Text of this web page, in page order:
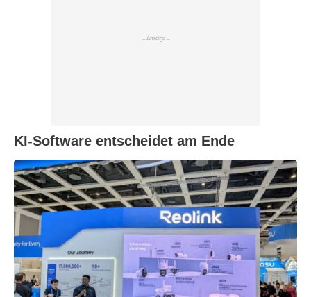
KI-Software entscheidet am Ende